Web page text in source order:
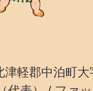
軽郡中泊町大